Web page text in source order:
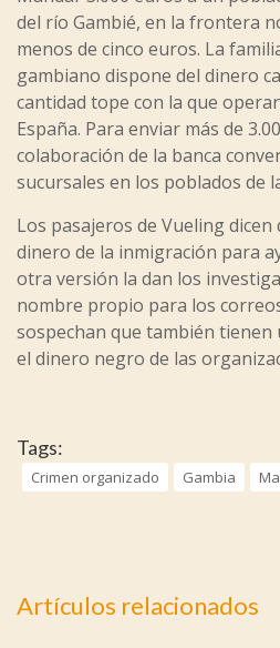
del río Gambié, en la frontera
menos de cinco euros. La
gambiano dispone del dinero
cantidad tope con la que
España. Para enviar más de
colaboración de la banca
sucursales en los poblados de
Los pasajeros de Vueling
dinero de la inmigración para
otra versión la dan los
nombre propio para los
sospechan que también tienen
el dinero negro de las
Tags:
Crimen organizado Gambia
Artículos relacionados